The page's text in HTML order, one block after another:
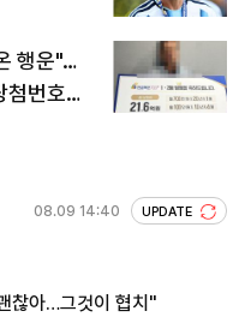
행운"…
번호조
08.09 14:40 UPDATE
찮아…그것이 협치"